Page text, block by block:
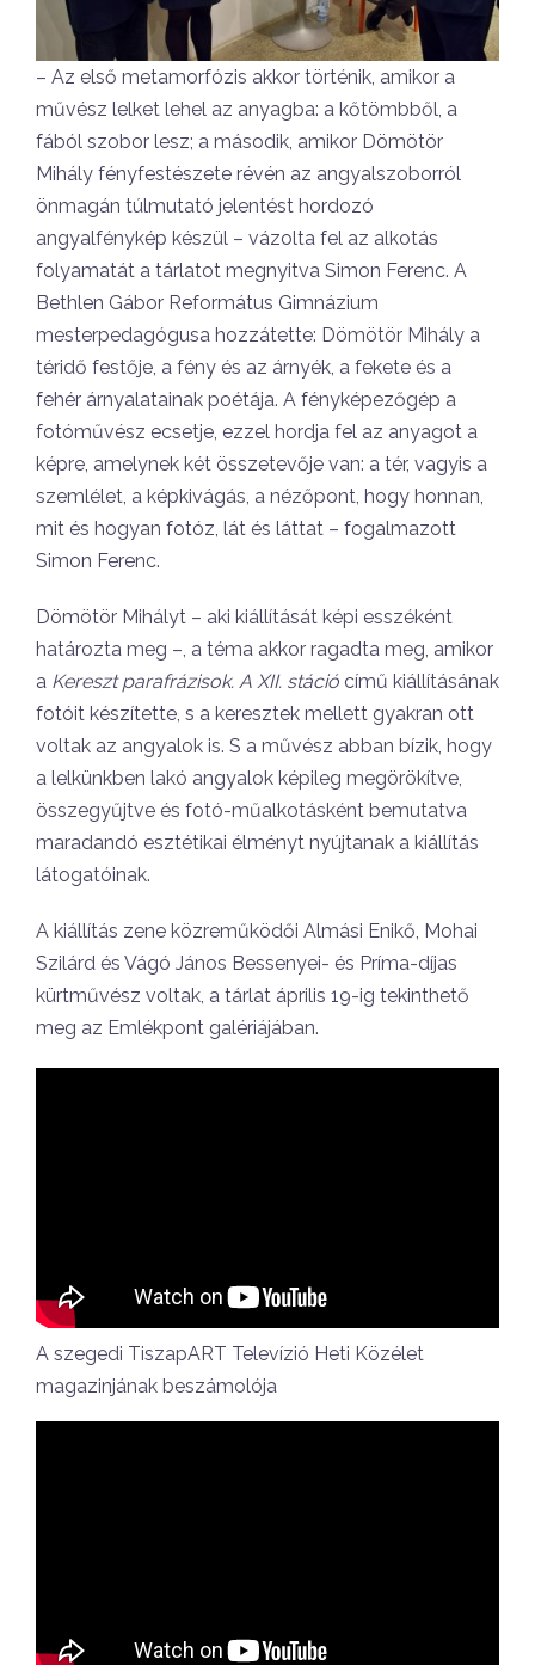
– Az első metamorfózis akkor történik, amikor a
művész lelket lehel az anyagba: a kőtömbből, a
fából szobor lesz; a második, amikor Dömötör
Mihály fényfestészete révén az angyalszoborról
önmagán túlmutató jelentést hordozó
angyalfénykép készül – vázolta fel az alkotás
folyamatát a tárlatot megnyitva Simon Ferenc. A
Bethlen Gábor Református Gimnázium
mesterpedagógusa hozzátette: Dömötör Mihály a
téridő festője, a fény és az árnyék, a fekete és a
fehér árnyalatainak poétája. A fényképezőgép a
fotóművész ecsetje, ezzel hordja fel az anyagot a
képre, amelynek két összetevője van: a tér, vagyis a
szemlélet, a képkivágás, a nézőpont, hogy honnan,
mit és hogyan fotóz, lát és láttat – fogalmazott
Simon Ferenc.
Dömötör Mihályt – aki kiállítását képi esszéként
határozta meg –, a téma akkor ragadta meg, amikor
a Kereszt parafrázisok. A XII. stáció című kiállításának
fotóit készítette, s a keresztek mellett gyakran ott
voltak az angyalok is. S a művész abban bízik, hogy
a lelkünkben lakó angyalok képileg megörökítve,
összegyűjtve és fotó-műalkotásként bemutatva
maradandó esztétikai élményt nyújtanak a kiállítás
látogatóinak.
A kiállítás zene közreműködői Almási Enikő, Mohai
Szilárd és Vágó János Bessenyei- és Príma-díjas
kürtművész voltak, a tárlat április 19-ig tekinthető
meg az Emlékpont galériájában.
A szegedi TiszapART Televízió Heti Közélet
magazinjának beszámolója